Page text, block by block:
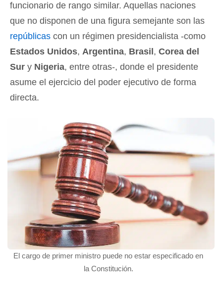
funcionario de rango similar. Aquellas naciones
que no disponen de una figura semejante son las
repúblicas con un régimen presidencialista -como
Estados Unidos, Argentina, Brasil , Corea del
Sur y Nigeria, entre otras-, donde el presidente
asume el ejercicio del poder ejecutivo de forma
directa.
El cargo de primer ministro puede no estar especificado en
la Constitución.